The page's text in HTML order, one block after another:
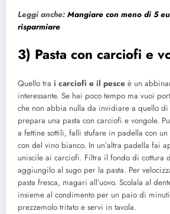
Leggi anche: Mangiare con meno di 5
risparmiare
3) Pasta con carciofi e
Quello tra i carciofi e il pesce è un
interessante. Se hai poco tempo ma vuoi
che non abbia nulla da invidiare a quello di
prepara una pasta con carciofi e vongole.
a fettine sottili, falli stufare in padella con
con del vino bianco. In un’altra padella fai
uniscile ai carciofi. Filtra il fondo di cottura
aggiungilo al sugo per la pasta. Per
pasta fresca, magari all’uovo. Scolala al
insieme al condimento per un paio di
prezzemolo tritato e servi in tavola.